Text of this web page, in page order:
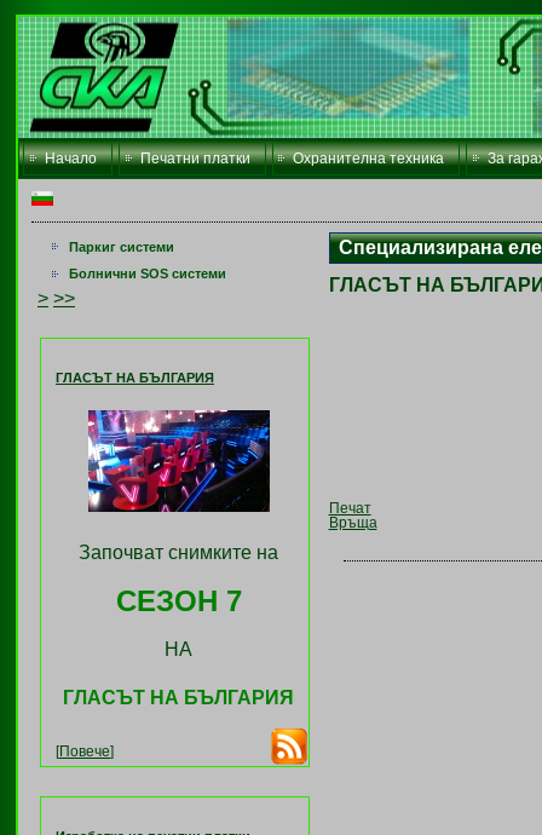
Начало Печатни платки Охранителна техника За
Паркиг системи
Болнични SOS системи
> >>
ГЛАСЪТ НА БЪЛГАРИЯ
Започват снимките на
СЕЗОН 7
НА
ГЛАСЪТ НА БЪЛГАРИЯ
[Повече]
Специализирана
ГЛАСЪТ НА
Печат
Връща